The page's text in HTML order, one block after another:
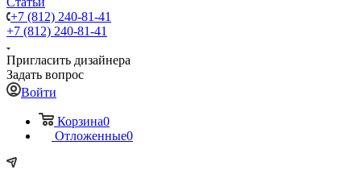
+7 (812) 240-81-41
+7 (812) 240-81-41
Пригласить дизайнера
Задать вопрос
Войти
Корзина0
Отложенные0